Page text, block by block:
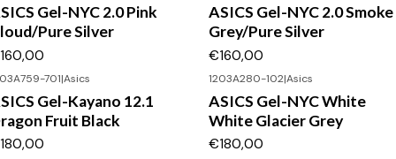
Gel-NYC 2.0 Pink
Pure Silver
ASICS Gel-NYC 2.0 Smoke
Grey/Pure Silver
€160,00
701|Asics
Gel-Kayano 12.1
Fruit Black
1203A280-102|Asics
ASICS Gel-NYC White
White Glacier Grey
€180,00